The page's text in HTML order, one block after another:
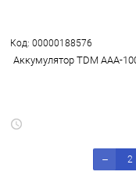
Код: 00000188576
Аккумулятор TDM AAA-